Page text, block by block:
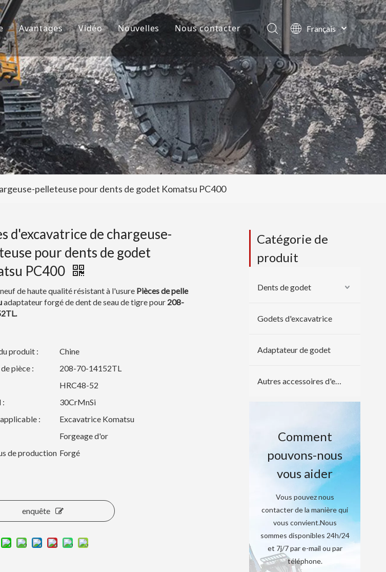
de nous
Avantages
R&D
Production
Service
Vidéo Nouvelles
Nouvelles de la société
Projets
Nous contacter
Français
English
العربية
Pусский
Español
Português
pelleteuse pour dents de godet Komatsu PC400
d'excavatrice de chargeuse-
pour dents de godet
PC400
de haute qualité résistant à l'usure Pièces de pelle
adaptateur forgé de dent de seau de tigre pour 208-
produit :
Chine
pièce :
208-70-14152TL
HRC48-52
:
30CrMnSi
:
Excavatrice Komatsu
Forgeage d'or
de production Forgé
enquête
Catégorie de
produit
Dents de godet
Godets d'excavatrice
Adaptateur de godet
Autres accessoires d'excavatrice
Comment
pouvons-nous
vous aider
Vous pouvez nous
contacter de la manière qui
vous convient.Nous
sommes disponibles 24h/24
et 7j/7 par e-mail ou par
téléphone.